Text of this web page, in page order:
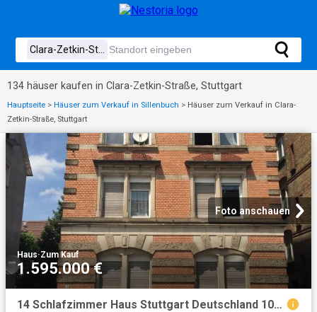
134 häuser kaufen in Clara-Zetkin-Straße, Stuttgart
Hauptseite > Häuser zum Verkauf in Sillenbuch > Häuser zum Verkauf in Clara-
Zetkin-Straße, Stuttgart
Foto anschauen
Haus·Zum Kauf
1.595.000 €
14 Schlafzimmer Haus Stuttgart Deutschland 104037270